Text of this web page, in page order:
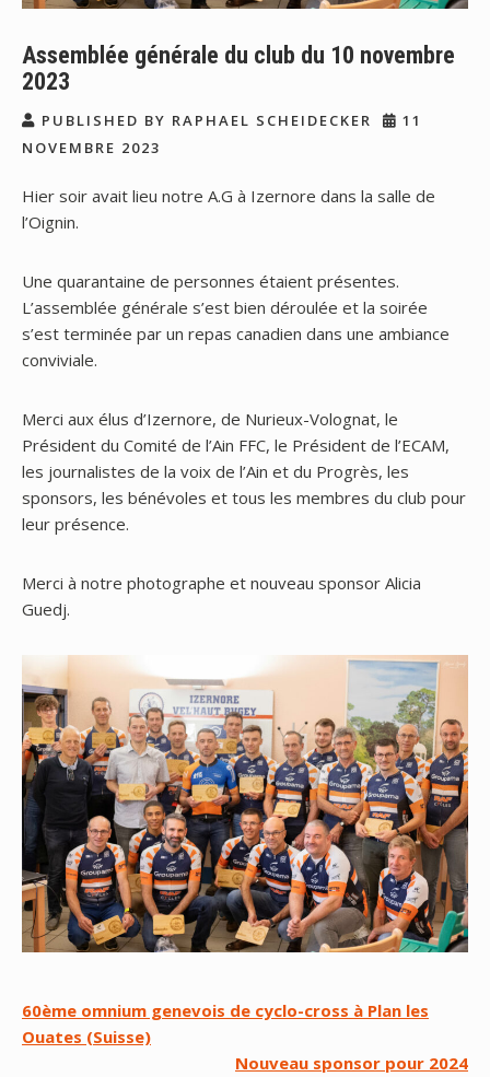
Assemblée générale du club du 10 novembre
2023
PUBLISHED BY RAPHAEL SCHEIDECKER
11
NOVEMBRE 2023
Hier soir avait lieu notre A.G à Izernore dans la salle de
l’Oignin.
Une quarantaine de personnes étaient présentes.
L’assemblée générale s’est bien déroulée et la soirée
s’est terminée par un repas canadien dans une ambiance
conviviale.
Merci aux élus d’Izernore, de Nurieux-Volognat, le
Président du Comité de l’Ain FFC, le Président de l’ECAM,
les journalistes de la voix de l’Ain et du Progrès, les
sponsors, les bénévoles et tous les membres du club pour
leur présence.
Merci à notre photographe et nouveau sponsor Alicia
Guedj.
Navigation
de
60ème omnium genevois de cyclo-cross à Plan les
Ouates (Suisse)
Nouveau sponsor pour 2024